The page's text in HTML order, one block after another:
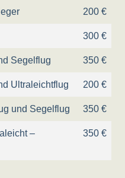
200 €
300 €
Segelflug 350 €
Ultraleichtflug 200 €
und Segelflug 350 €
–
350 €